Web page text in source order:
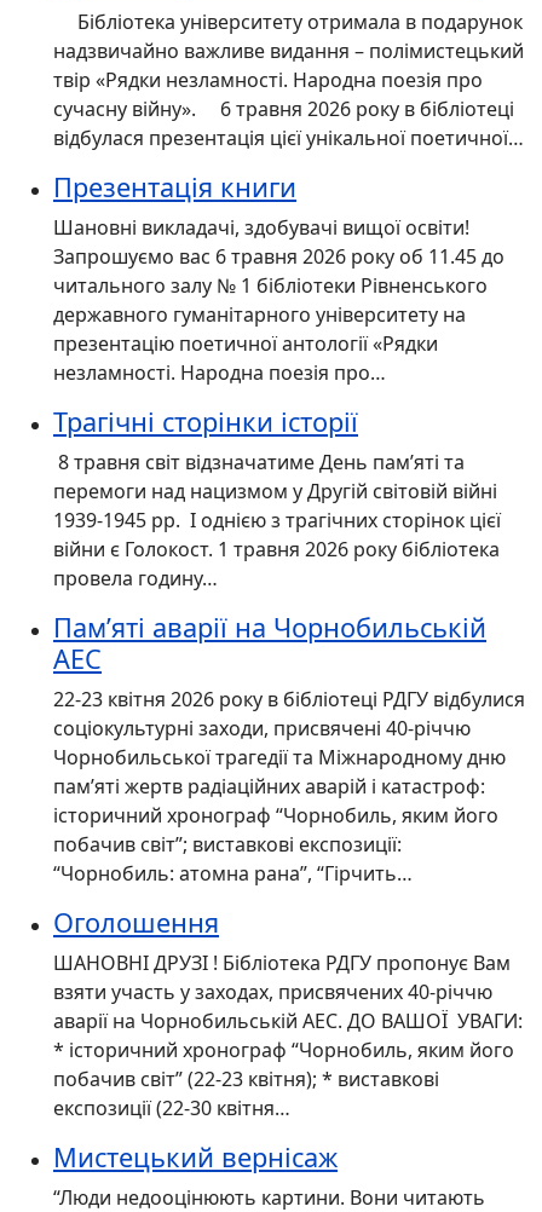
Бібліотека університету отримала в подарунок
надзвичайно важливе видання – полімистецький
твір «Рядки незламності. Народна поезія про
сучасну війну». 6 травня 2026 року в бібліотеці
відбулася презентація цієї унікальної поетичної…
Презентація книги
Шановні викладачі, здобувачі вищої освіти!
Запрошуємо вас 6 травня 2026 року об 11.45 до
читального залу № 1 бібліотеки Рівненського
державного гуманітарного університету на
презентацію поетичної антології «Рядки
незламності. Народна поезія про…
Трагічні сторінки історії
8 травня світ відзначатиме День пам’яті та
перемоги над нацизмом у Другій світовій війні
1939-1945 рр. І однією з трагічних сторінок цієї
війни є Голокост. 1 травня 2026 року бібліотека
провела годину…
Пам’яті аварії на Чорнобильській
АЕС
22-23 квітня 2026 року в бібліотеці РДГУ відбулися
соціокультурні заходи, присвячені 40-річчю
Чорнобильської трагедії та Міжнародному дню
пам’яті жертв радіаційних аварій і катастроф:
історичний хронограф “Чорнобиль, яким його
побачив світ”; виставкові експозиції:
“Чорнобиль: атомна рана”, “Гірчить…
Оголошення
ШАНОВНІ ДРУЗІ ! Бібліотека РДГУ пропонує Вам
взяти участь у заходах, присвячених 40-річчю
аварії на Чорнобильській АЕС. ДО ВАШОЇ УВАГИ:
* історичний хронограф “Чорнобиль, яким його
побачив світ” (22-23 квітня); * виставкові
експозиції (22-30 квітня…
Мистецький вернісаж
“Люди недооцінюють картини. Вони читають